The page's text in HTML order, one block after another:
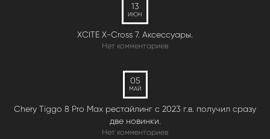
13
ИЮН
XCITE X-Cross 7. Аксессуары.
Нет комментариев
05
МАЙ
Chery Tiggo 8 Pro Max рестайлинг с 2023 г.в. получил сразу
две новинки.
Нет комментариев